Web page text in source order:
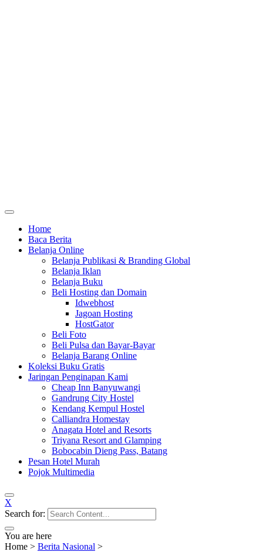
Home
Baca Berita
Belanja Online
Belanja Publikasi & Branding Global
Belanja Iklan
Belanja Buku
Beli Hosting dan Domain
Idwebhost
Jagoan Hosting
HostGator
Beli Foto
Beli Pulsa dan Bayar-Bayar
Belanja Barang Online
Koleksi Buku Gratis
Jaringan Penginapan Kami
Cheap Inn Banyuwangi
Gandrung City Hostel
Kendang Kempul Hostel
Calliandra Homestay
Anagata Hotel and Resorts
Triyana Resort and Glamping
Bobocabin Dieng Pass, Batang
Pesan Hotel Murah
Pojok Multimedia
X
Search for:
You are here
Home > Berita Nasional >